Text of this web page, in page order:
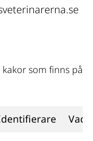
som finns på
Vad